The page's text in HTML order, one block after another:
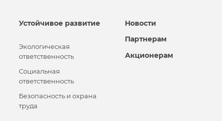
Устойчивое развитие
Экологическая
ответственность
Социальная
ответственность
Безопасность и охрана
труда
Новости
Партнерам
Акционерам